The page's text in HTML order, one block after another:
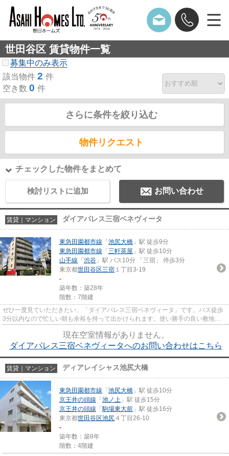
世田谷区 賃貸物件一覧
募集中のみ表示
該当物件 2 件
空き数 0 件
さらに条件を絞り込む
物件リクエスト
チェックした物件をまとめて
検討リストに追加 お問い合わせ
賃貸｜マンション ダイアパレス三宿ベネヴィータ
東急田園都市線 「池尻大橋 」駅 徒歩9分
東急田園都市線 「三軒茶屋 」駅 徒歩10分
山手線 「渋谷 」駅 バス10分 「三宿」 停歩3分
東京都世田谷区三宿 １丁目3-19
-
築年数：築28年
階数：7階建
ぜひ一度見ていただきたい、「ダイアパレス三宿ベネヴィータ」です。バス徒歩
3分以内なので忙しい朝も余裕を持って出かけられます。使い勝手の良い敷地内
ごみ置き場付。セキュリティ、...
現在空室情報がありません。
ダイアパレス三宿ベネヴィータへのお問い合わせはこちら
賃貸｜マンション ディアレイシャス池尻大橋
東急田園都市線 「池尻大橋 」駅 徒歩10分
京王井の頭線 「池ノ上 」駅 徒歩15分
京王井の頭線 「駒場東大前 」駅 徒歩16分
東京都世田谷区池尻 ４丁目26-10
-
築年数：築8年
階数：4階建